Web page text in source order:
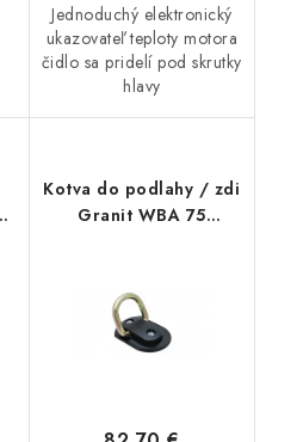
Jednoduchý elektronický
ukazovateľ teploty motora
čidlo sa pridelí pod skrutky
hlavy
Kotva do podlahy / zdi
Granit WBA 75